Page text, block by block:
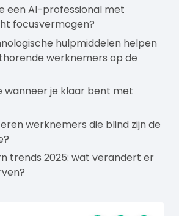
een AI-professional met
focusvermogen?
hulpmiddelen helpen
werknemers op de
wanneer je klaar bent met
werknemers die blind zijn de
trends 2025: wat verandert er